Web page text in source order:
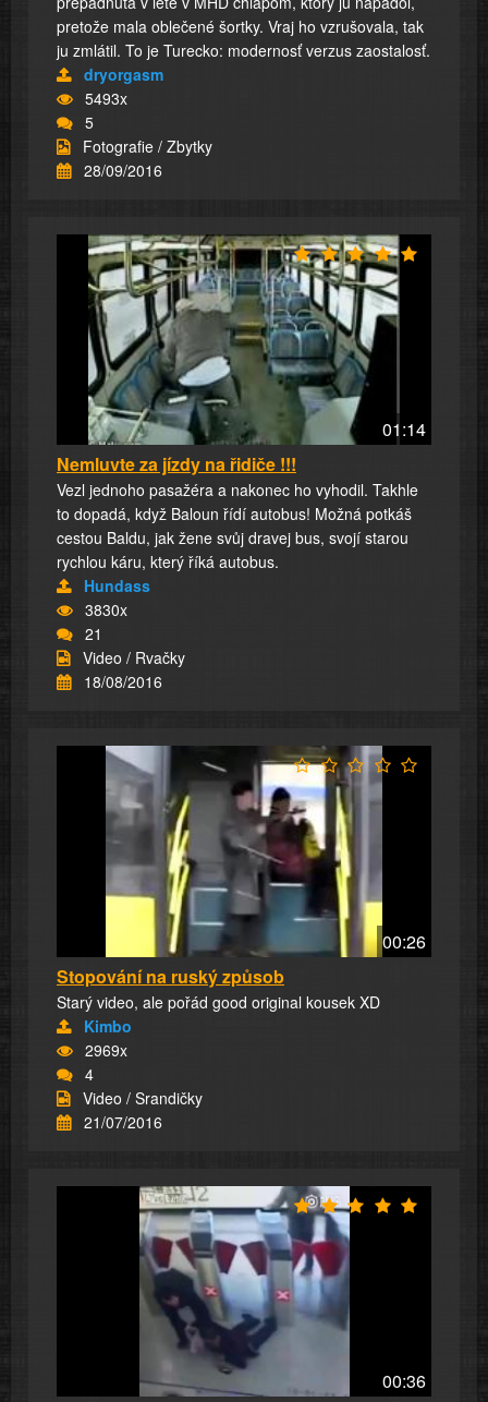
pretože mala oblečené šortky. Vraj ho vzrušovala, tak
ju zmlátil. To je Turecko: modernosť verzus zaostalosť.
dryorgasm
5493x
5
Fotografie / Zbytky
28/09/2016
01:14
Nemluvte za jízdy na řidiče !!!
Vezl jednoho pasažéra a nakonec ho vyhodil. Takhle
to dopadá, když Baloun řídí autobus! Možná potkáš
cestou Baldu, jak žene svůj dravej bus, svojí starou
rychlou káru, který říká autobus.
Hundass
3830x
21
Video / Rvačky
18/08/2016
00:26
Stopování na ruský způsob
Starý video, ale pořád good original kousek XD
Kimbo
2969x
4
Video / Srandičky
21/07/2016
00:36